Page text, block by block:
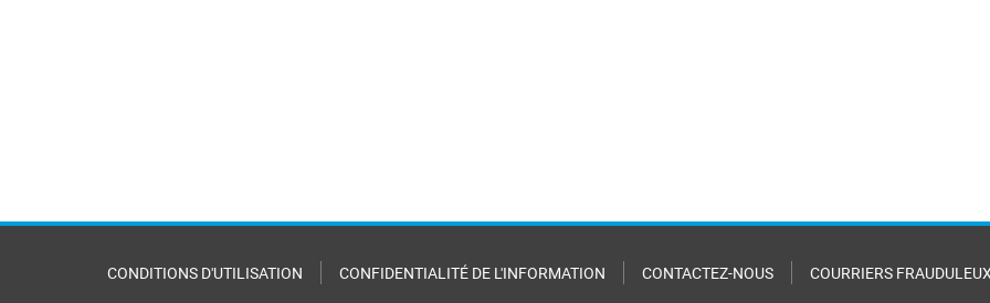
CONDITIONS D'UTILISATION CONFIDENTIALITÉ DE L'INFORMATION CONTACTEZ-NOUS COURRIERS